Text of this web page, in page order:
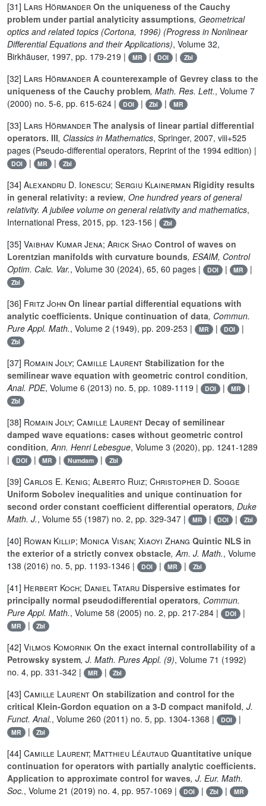
[31] Lars Hörmander On the uniqueness of the Cauchy
problem under partial analyticity assumptions, Geometrical
optics and related topics (Cortona, 1996) (Progress in Nonlinear
Differential Equations and their Applications), Volume 32,
Birkhäuser, 1997, pp. 179-219 |
MR | DOI | Zbl
[32] Lars Hörmander A counterexample of Gevrey class to the
uniqueness of the Cauchy problem, Math. Res. Lett., Volume 7
(2000) no. 5-6, pp. 615-624 |
DOI | Zbl | MR
[33] Lars Hörmander The analysis of linear partial differential
operators. III, Classics in Mathematics, Springer, 2007, viii+525
pages (Pseudo-differential operators, Reprint of the 1994 edition) |
DOI | MR | Zbl
[34] Alexandru D. Ionescu; Sergiu Klainerman Rigidity results
in general relativity: a review, One hundred years of general
relativity. A jubilee volume on general relativity and mathematics,
International Press, 2015, pp. 123-156 |
Zbl
[35] Vaibhav Kumar Jena; Arick Shao Control of waves on
Lorentzian manifolds with curvature bounds, ESAIM, Control
Optim. Calc. Var., Volume 30 (2024), 65, 60 pages | DOI | MR |
Zbl
[36] Fritz John On linear partial differential equations with
analytic coefficients. Unique continuation of data, Commun.
Pure Appl. Math., Volume 2 (1949), pp. 209-253 | MR | DOI |
Zbl
[37] Romain Joly; Camille Laurent Stabilization for the
semilinear wave equation with geometric control condition,
Anal. PDE, Volume 6 (2013) no. 5, pp. 1089-1119 | DOI | MR |
Zbl
[38] Romain Joly; Camille Laurent Decay of semilinear
damped wave equations: cases without geometric control
condition, Ann. Henri Lebesgue, Volume 3 (2020), pp. 1241-1289
|
DOI | MR | Numdam | Zbl
[39] Carlos E. Kenig; Alberto Ruiz; Christopher D. Sogge
Uniform Sobolev inequalities and unique continuation for
second order constant coefficient differential operators, Duke
Math. J., Volume 55 (1987) no. 2, pp. 329-347 | MR | DOI | Zbl
[40] Rowan Killip; Monica Visan; Xiaoyi Zhang Quintic NLS in
the exterior of a strictly convex obstacle, Am. J. Math., Volume
138 (2016) no. 5, pp. 1193-1346 | DOI | MR | Zbl
[41] Herbert Koch; Daniel Tataru Dispersive estimates for
principally normal pseudodifferential operators, Commun.
Pure Appl. Math., Volume 58 (2005) no. 2, pp. 217-284 | DOI |
MR | Zbl
[42] Vilmos Komornik On the exact internal controllability of a
Petrowsky system, J. Math. Pures Appl. (9), Volume 71 (1992)
no. 4, pp. 331-342 |
MR | Zbl
[43] Camille Laurent On stabilization and control for the
critical Klein-Gordon equation on a 3-D compact manifold, J.
Funct. Anal., Volume 260 (2011) no. 5, pp. 1304-1368 | DOI |
MR | Zbl
[44] Camille Laurent; Matthieu Léautaud Quantitative unique
continuation for operators with partially analytic coefficients.
Application to approximate control for waves, J. Eur. Math.
Soc., Volume 21 (2019) no. 4, pp. 957-1069 | DOI | Zbl | MR